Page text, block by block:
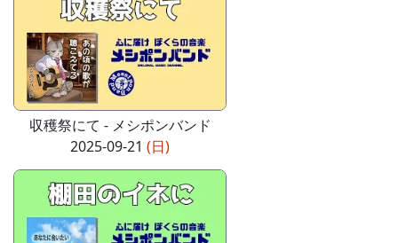
収穫祭にて - メシポンバンド
2025-09-21 (日)